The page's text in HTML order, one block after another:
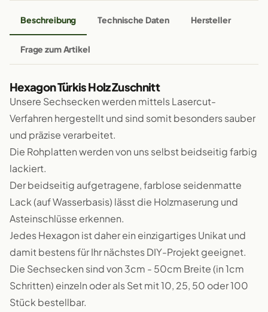
Beschreibung Technische Daten Hersteller
Frage zum Artikel
Hexagon Türkis Holz Zuschnitt
Unsere Sechsecken werden mittels Lasercut-
Verfahren hergestellt und sind somit besonders sauber
und präzise verarbeitet.
Die Rohplatten werden von uns selbst beidseitig farbig
lackiert.
Der beidseitig aufgetragene, farblose seidenmatte
Lack (auf Wasserbasis) lässt die Holzmaserung und
Asteinschlüsse erkennen.
Jedes Hexagon ist daher ein einzigartiges Unikat und
damit bestens für Ihr nächstes DIY-Projekt geeignet.
Die Sechsecken sind von 3cm - 50cm Breite (in 1cm
Schritten) einzeln oder als Set mit 10, 25, 50 oder 100
Stück bestellbar.